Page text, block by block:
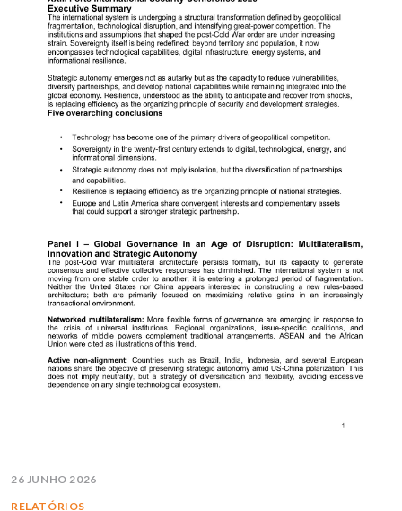
26 JUNHO 2026
RELATÓRIOS